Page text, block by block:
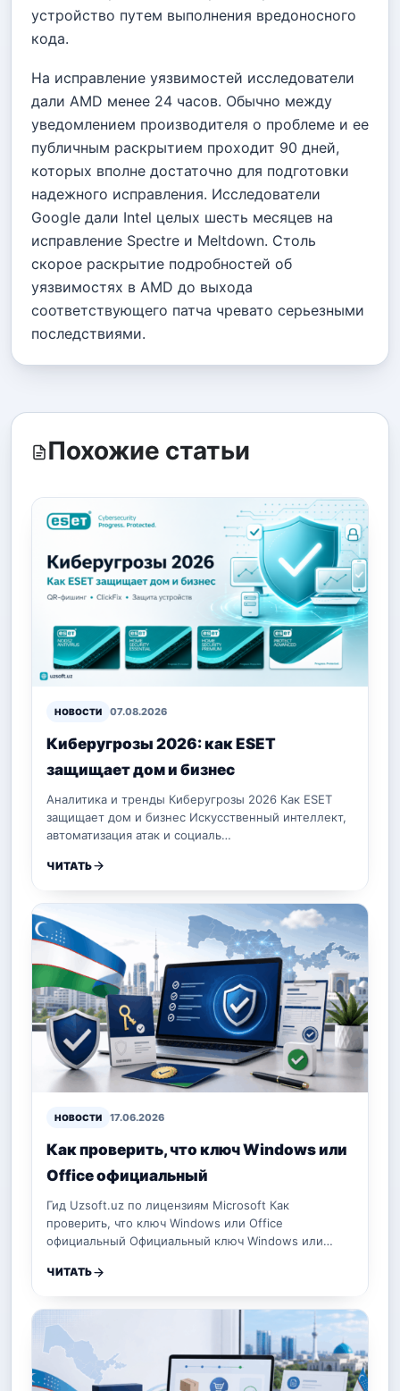
устройство путем выполнения вредоносного
кода.
На исправление уязвимостей исследователи
дали AMD менее 24 часов. Обычно между
уведомлением производителя о проблеме и ее
публичным раскрытием проходит 90 дней,
которых вполне достаточно для подготовки
надежного исправления. Исследователи
Google дали Intel целых шесть месяцев на
исправление Spectre и Meltdown. Столь
скорое раскрытие подробностей об
уязвимостях в AMD до выхода
соответствующего патча чревато серьезными
последствиями.
Похожие статьи
НОВОСТИ 07.08.2026
Киберугрозы 2026: как ESET
защищает дом и бизнес
Аналитика и тренды Киберугрозы 2026 Как ESET
защищает дом и бизнес Искусственный интеллект,
автоматизация атак и социаль…
ЧИТАТЬ
НОВОСТИ 17.06.2026
Как проверить, что ключ Windows или
Office официальный
Гид Uzsoft.uz по лицензиям Microsoft Как
проверить, что ключ Windows или Office
официальный Официальный ключ Windows или…
ЧИТАТЬ